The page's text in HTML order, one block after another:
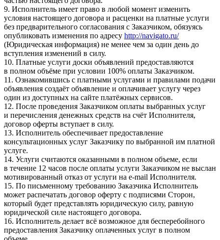
9. Исполнитель имеет право в любой момент изменить
условия настоящего договора и расценки на платные услуги
без предварительного согласования с Заказчиком, обязуясь
опубликовать изменения по адресу http://navigato.ru/
(Юридическая информация) не менее чем за один день до
вступления изменений в силу.
10. Платные услуги доски объявлений предоставляются
в полном объёме при условии 100% оплаты Заказчиком.
11. Ознакомившись с платными услугами и правилами подачи
объявления создаёт объявление и оплачивает услугу через
один из доступных на сайте платёжных сервисов.
12. После проведения Заказчиком оплаты выбранных услуг
и перечисления денежных средств на счёт Исполнителя,
договор оферты вступает в силу.
13. Исполнитель обеспечивает предоставление
консультационных услуг Заказчику по выбранной им платной
услуге.
14. Услуги считаются оказанными в полном объеме, если
в течение 12 часов после оплаты услуги Заказчиком не выслан
мотивированный отказ от услуги на e-mail Исполнителя.
15. По письменному требованию Заказчика Исполнитель
может распечатать договор оферту с подписями Сторон,
который будет представлять юридическую силу, равную
юридической силе настоящего договора.
16. Исполнитель делает всё возможное для бесперебойного
предоставления Заказчику оплаченных услуг в полном